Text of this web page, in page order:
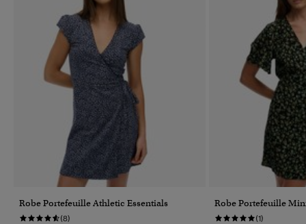
Robe Portefeuille Athletic Essentials
(8)
Robe Portefeuille
(1)